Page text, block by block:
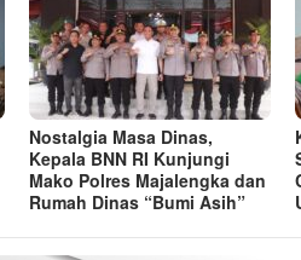
Nostalgia Masa Dinas,
Kepala BNN RI Kunjungi
Mako Polres Majalengka dan
Rumah Dinas “Bumi Asih”